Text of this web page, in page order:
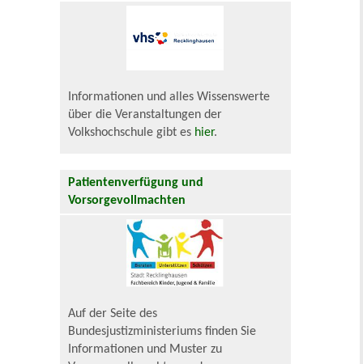
Informationen und alles Wissenswerte
über die Veranstaltungen der
Volkshochschule gibt es hier.
Patientenverfügung und
Vorsorgevollmachten
Auf der Seite des
Bundesjustizministeriums finden Sie
Informationen und Muster zu